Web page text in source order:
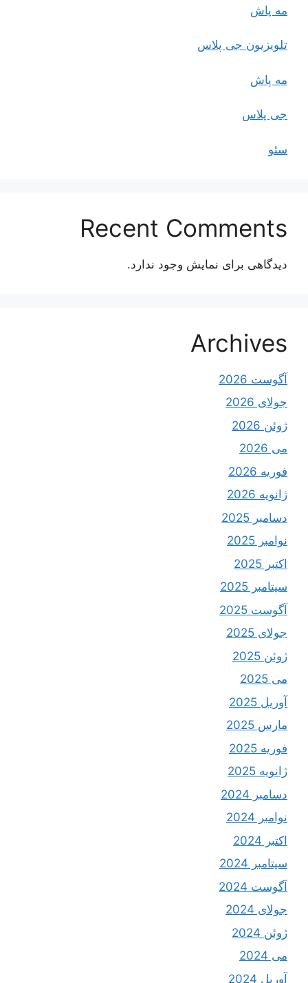
مه پاش
تلویزیون جی پلاس
مه پاش
جی پلاس
سئو
Recent Comments
دیدگاهی برای نمایش وجود ندارد.
Archives
آگوست 2026
جولای 2026
ژوئن 2026
می 2026
فوریه 2026
ژانویه 2026
دسامبر 2025
نوامبر 2025
اکتبر 2025
سپتامبر 2025
آگوست 2025
جولای 2025
ژوئن 2025
می 2025
آوریل 2025
مارس 2025
فوریه 2025
ژانویه 2025
دسامبر 2024
نوامبر 2024
اکتبر 2024
سپتامبر 2024
آگوست 2024
جولای 2024
ژوئن 2024
می 2024
آوریل 2024